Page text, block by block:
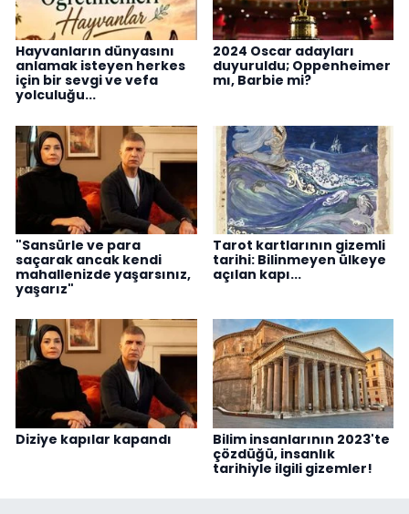
Hayvanların dünyasını
anlamak isteyen herkes
için bir sevgi ve vefa
yolculuğu...
2024 Oscar adayları
duyuruldu; Oppenheimer
mı, Barbie mi?
"Sansürle ve para
saçarak ancak kendi
mahallenizde yaşarsınız,
yaşarız"
Tarot kartlarının gizemli
tarihi: Bilinmeyen ülkeye
açılan kapı...
Diziye kapılar kapandı
Bilim insanlarının 2023'te
çözdüğü, insanlık
tarihiyle ilgili gizemler!